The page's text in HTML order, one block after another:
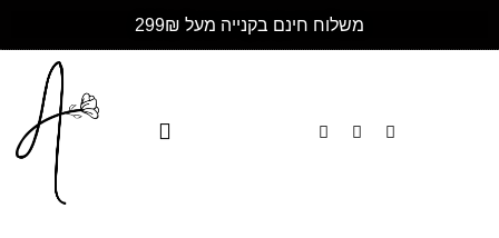
משלוח חינם בקנייה מעל 299₪